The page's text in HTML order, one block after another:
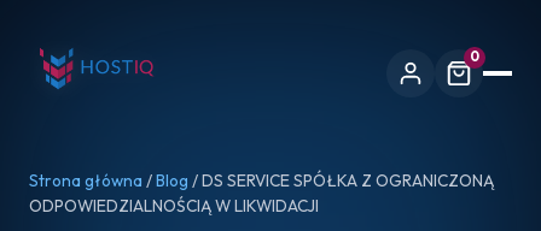
0
Strona główna /Blog / DS SERVICE SPÓŁKA Z OGRANICZONĄ
ODPOWIEDZIALNOŚCIĄ W LIKWIDACJI